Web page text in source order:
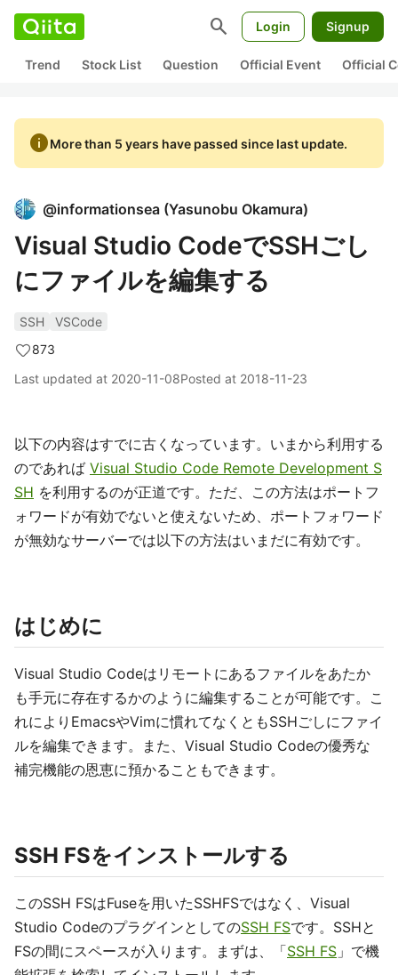
search Login Signup
Trend Stock List Question Official Event Official
infoMore than 5 years have passed since last update.
@informationsea (Yasunobu Okamura)
Visual Studio CodeでSSHごし
にファイルを編集する
SSH
VSCode
873
Last updated at 2020-11-08Posted at 2018-11-23
以下の内容はすでに古くなっています。いまから利用する
のであれば Visual Studio Code Remote Development S
SH を利用するのが正道です。ただ、この方法はポートフ
ォワードが有効でないと使えないため、ポートフォワード
が無効なサーバーでは以下の方法はいまだに有効です。
はじめに
Visual Studio Codeはリモートにあるファイルをあたか
も手元に存在するかのように編集することが可能です。こ
れによりEmacsやVimに慣れてなくともSSHごしにファイ
ルを編集できます。また、Visual Studio Codeの優秀な
補完機能の恩恵に預かることもできます。
SSH FSをインストールする
このSSH FSはFuseを用いたSSHFSではなく、Visual
Studio CodeのプラグインとしてのSSH FSです。SSHと
FSの間にスペースが入ります。まずは、「SSH FS 」で機